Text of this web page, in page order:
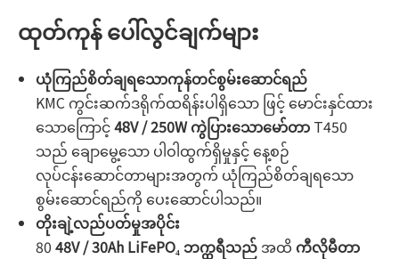
ထုတ်ကုန် ပေါ်လွင်ချက်များ
ယုံကြည်စိတ်ချရသောကုန်တင်စွမ်းဆောင်ရည်
KMC ကွင်းဆက်ဒရိုက်ထရိန်းပါရှိသော ဖြင့် မောင်းနှင်ထား
သောကြောင့်48V / 250W ကွဲပြားသောမော်တာ T450
သည် ချောမွေ့သော ပါဝါထွက်ရှိမှုနှင့် နေ့စဉ်
လုပ်ငန်းဆောင်တာများအတွက် ယုံကြည်စိတ်ချရသော
စွမ်းဆောင်ရည်ကို ပေးဆောင်ပါသည်။
တိုးချဲ့လည်ပတ်မှုအပိုင်း
80 48V / 30Ah LiFePO₄ ဘက္ထရီသည် အထိ ကီလိုမီတာ